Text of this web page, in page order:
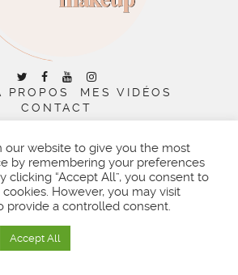
PROPOS
MES VIDÉOS
CONTACT
LITTLE THEME SHOP
our website to give you the most
by remembering your preferences
clicking “Accept All”, you consent to
However, you may visit
provide a controlled consent.
Accept All